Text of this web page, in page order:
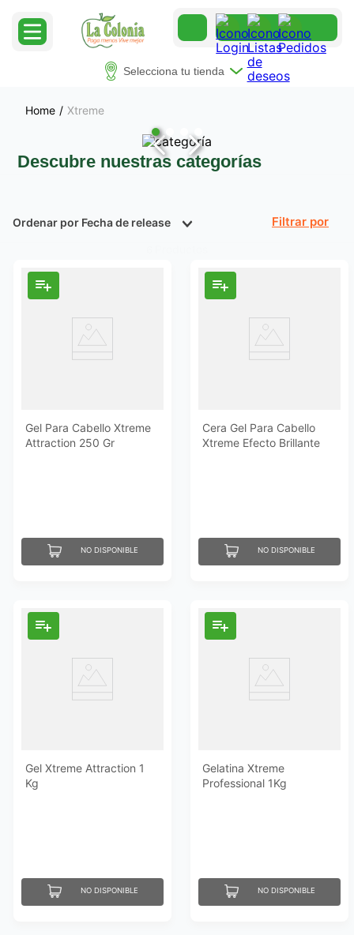
Selecciona tu tienda
Xtreme
Descubre nuestras categorías
Ordenar por Fecha de release
Gel Para Cabello Xtreme
Attraction 250 Gr
NO DISPONIBLE
Cera Gel Para Cabello
Xtreme Efecto Brillante
NO DISPONIBLE
Gel Xtreme Attraction 1
Kg
NO DISPONIBLE
Gelatina Xtreme
Professional 1Kg
NO DISPONIBLE